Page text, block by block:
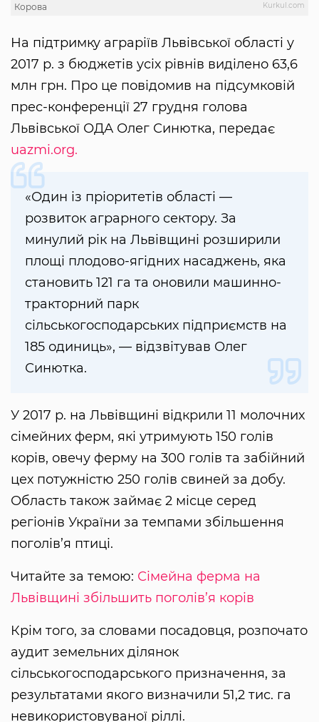
Kurkul.com
Корова
На підтримку аграріїв Львівської області у
2017 р. з бюджетів усіх рівнів виділено 63,6
млн грн. Про це повідомив на підсумковій
прес-конференції 27 грудня голова
Львівської ОДА Олег Синютка, передає
uazmi.org.
«Один із пріоритетів області —
розвиток аграрного сектору. За
минулий рік на Львівщині розширили
площі плодово-ягідних насаджень, яка
становить 121 га та оновили машинно-
тракторний парк
сільськогосподарських підприємств на
185 одиниць», — відзвітував Олег
Синютка.
У 2017 р. на Львівщині відкрили 11 молочних
сімейних ферм, які утримують 150 голів
корів, овечу ферму на 300 голів та забійний
цех потужністю 250 голів свиней за добу.
Область також займає 2 місце серед
регіонів України за темпами збільшення
поголів’я птиці.
Читайте за темою: Сімейна ферма на
Львівщині збільшить поголів’я корів
Крім того, за словами посадовця, розпочато
аудит земельних ділянок
сільськогосподарського призначення, за
результатами якого визначили 51,2 тис. га
невикористовуваної ріллі.